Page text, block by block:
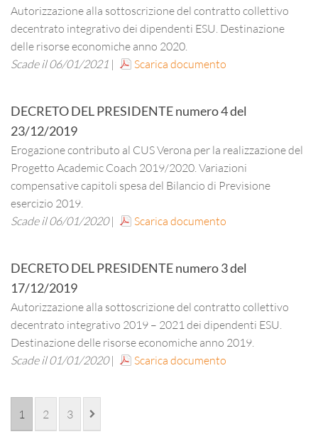
Autorizzazione alla sottoscrizione del contratto collettivo
decentrato integrativo dei dipendenti ESU. Destinazione
delle risorse economiche anno 2020.
Scade il 06/01/2021 | Scarica documento
DECRETO DEL PRESIDENTEnumero4del
23/12/2019
Erogazione contributo al CUS Verona per la realizzazione del
Progetto Academic Coach 2019/2020. Variazioni
compensative capitoli spesa del Bilancio di Previsione
esercizio 2019.
Scade il 06/01/2020| Scarica documento
DECRETO DEL PRESIDENTEnumero3del
17/12/2019
Autorizzazione alla sottoscrizione del contratto collettivo
decentrato integrativo 2019 – 2021 dei dipendenti ESU.
Destinazione delle risorse economiche anno 2019.
Scade il 01/01/2020| Scarica documento
1 2 3